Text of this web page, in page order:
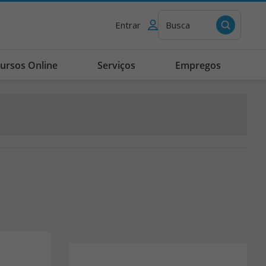
Entrar Busca
Online Serviços Empregos